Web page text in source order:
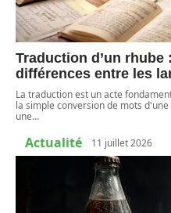
Traduction d’un rhube
différences entre les
La traduction est un acte
la simple conversion de mots
une…
Actualité 11 juillet 2026